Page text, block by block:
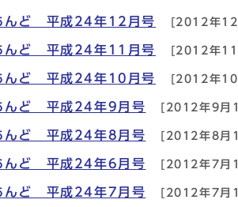
んど 平成24年12月号 [2012年12
んど 平成24年11月号 [2012年11
んど 平成24年10月号 [2012年10
んど 平成24年9月号 [2012年9月
んど 平成24年8月号 [2012年8月
んど 平成24年6月号 [2012年7月
んど 平成24年7月号 [2012年7月